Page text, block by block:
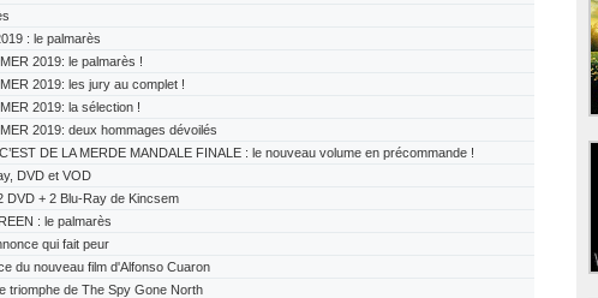
: le palmarès
2019: le palmarès !
2019: les jury au complet !
2019: la sélection !
2019: deux hommages dévoilés
DE LA MERDE MANDALE FINALE : le nouveau volume en précommande !
DVD et VOD
DVD + 2 Blu-Ray de Kincsem
: le palmarès
qui fait peur
du nouveau film d'Alfonso Cuaron
triomphe de The Spy Gone North